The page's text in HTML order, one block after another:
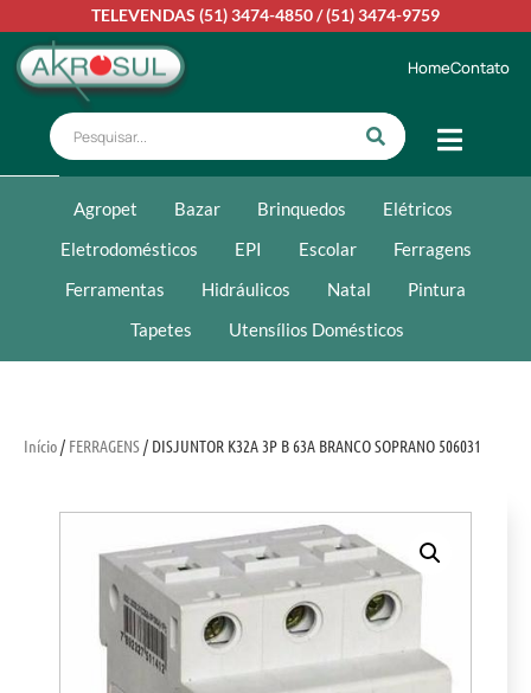
TELEVENDAS (51) 3474-4850/(51) 3474-9759
HomeContato
Agropet Bazar Brinquedos
Elétricos
Eletrodomésticos
EPI Escolar
Ferragens
Ferramentas
Hidráulicos Natal
Pintura
Tapetes
Utensílios Domésticos
Início/ FERRAGENS/ DISJUNTOR K32A 3P B 63A BRANCO SOPRANO 506031